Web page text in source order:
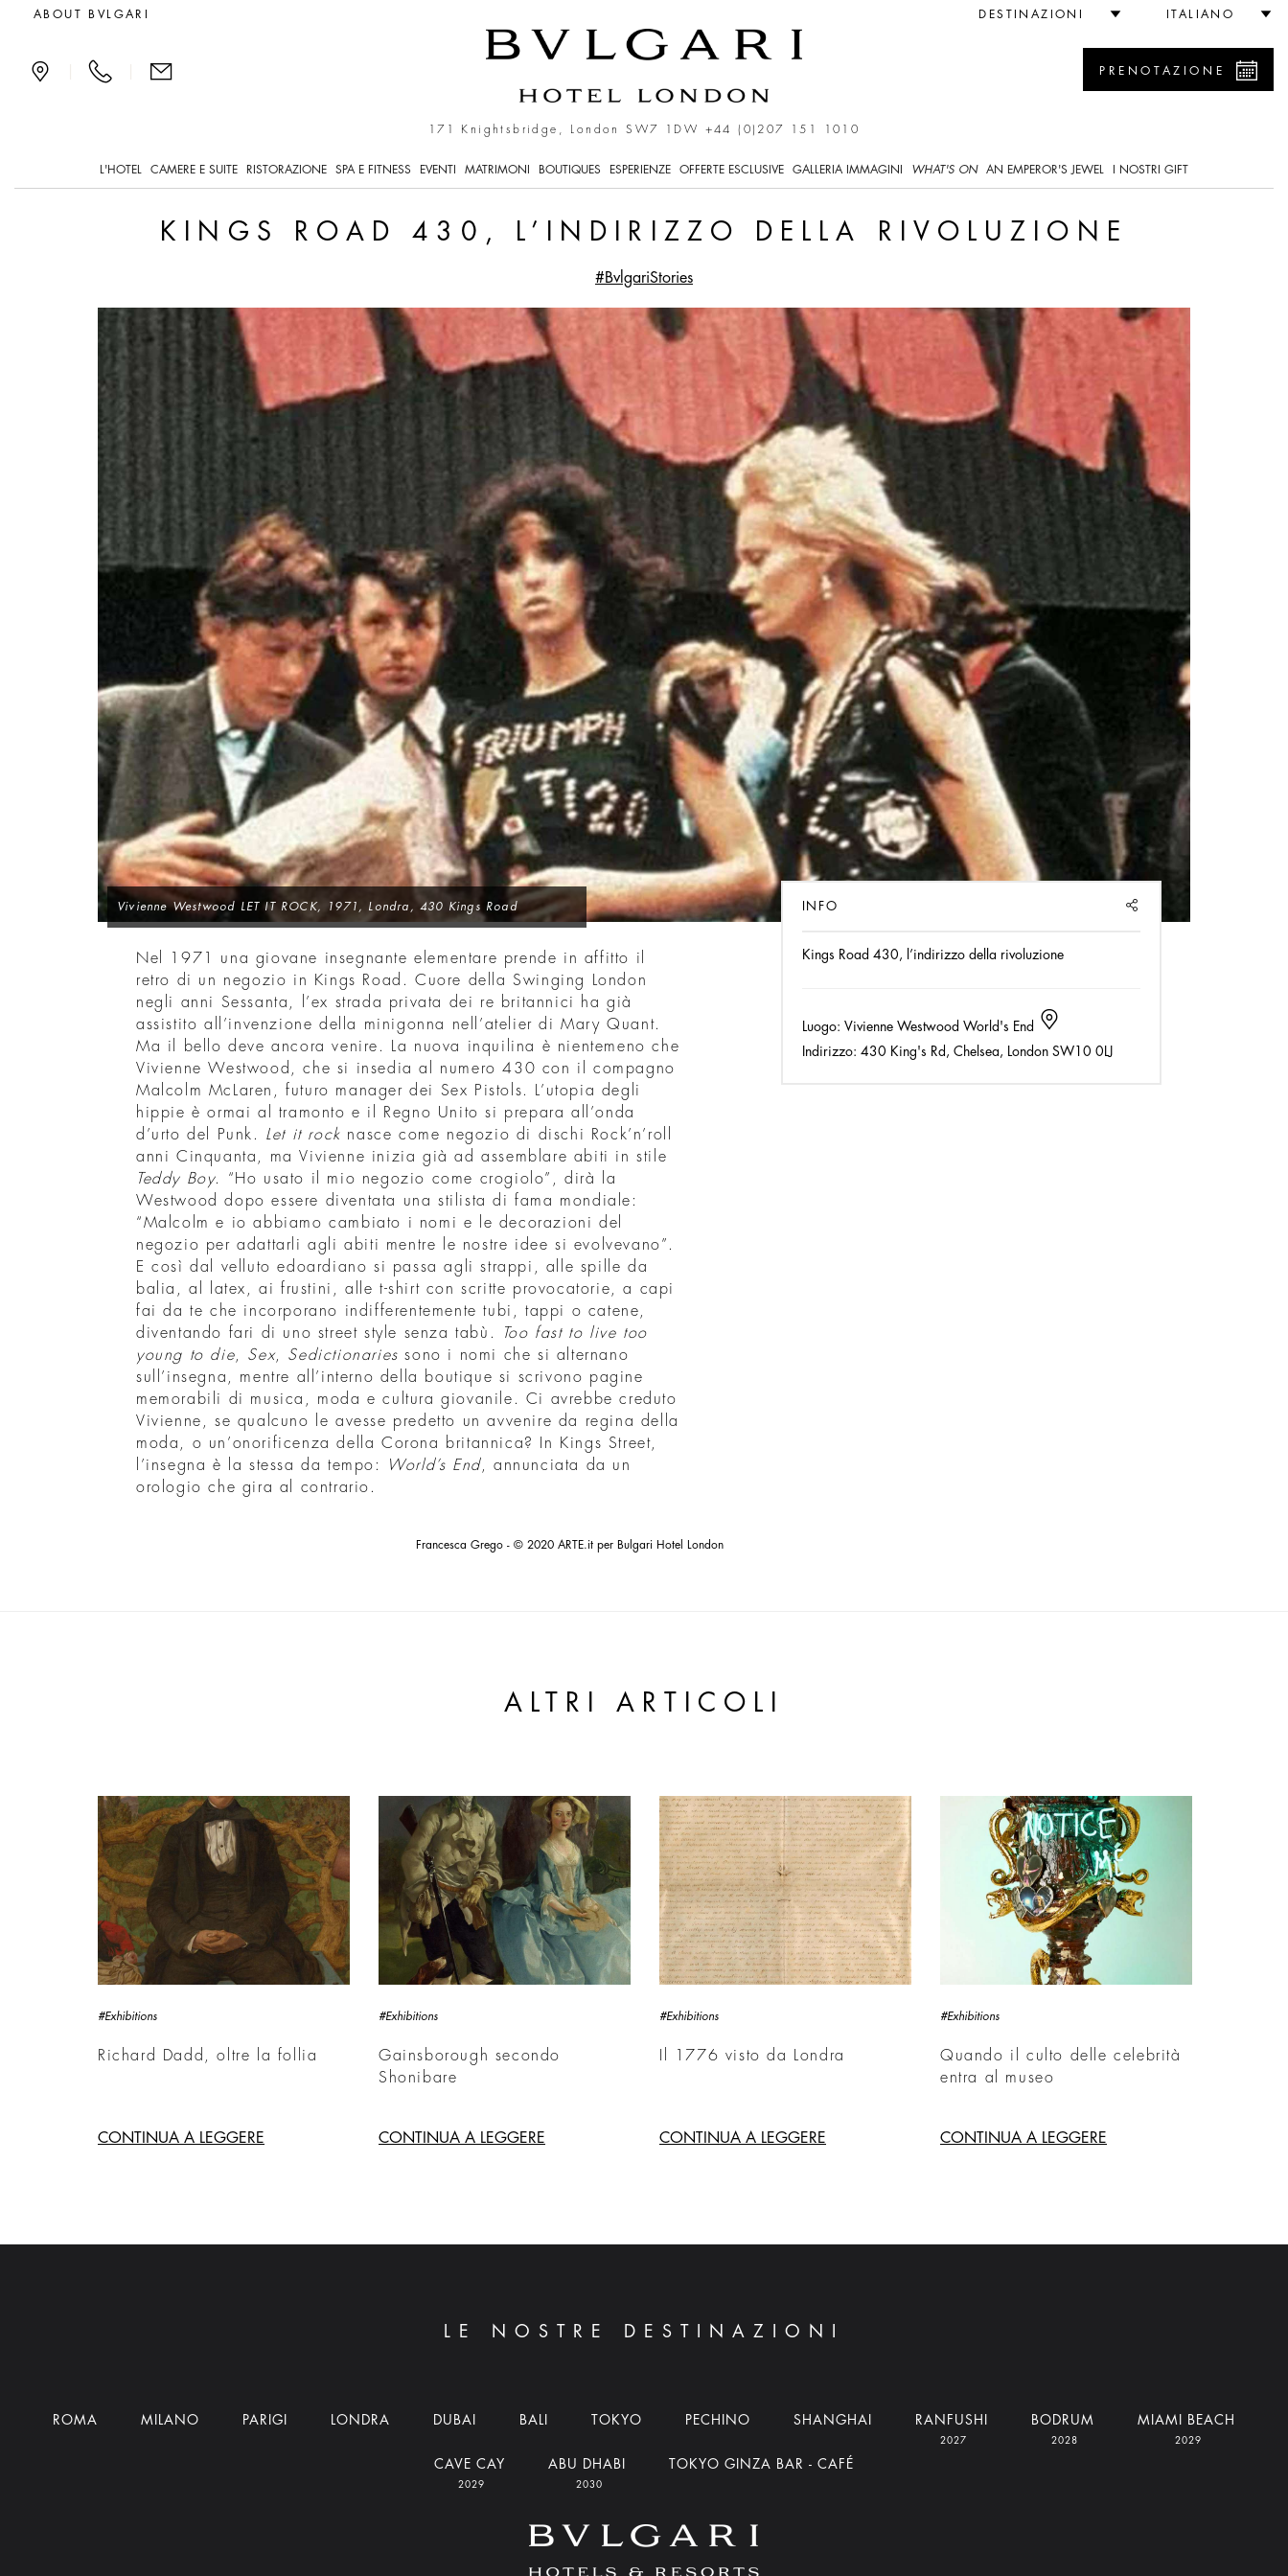
Kings Road 430, l’indirizzo della rivoluzione
ABOUT BVLGARI DESTINAZIONI ITALIANO
171 Knightsbridge, London SW7 1DW +44 (0)207 151 1010
PRENOTAZIONE
L'HOTEL CAMERE E SUITE RISTORAZIONE SPA E FITNESS EVENTI MATRIMONI BOUTIQUES ESPERIENZE OFFERTE ESCLUSIVE GALLERIA IMMAGINI WHAT'S ON AN EMPEROR'S JEWEL I NOSTRI GIFT
KINGS ROAD 430, L’INDIRIZZO DELLA RIVOLUZIONE
#BvlgariStories
Vivienne Westwood LET IT ROCK , 1971, Londra, 430 Kings Road INFO
Kings Road 430, l’indirizzo della rivoluzione
Luogo: Vivienne Westwood World's End
Indirizzo: 430 King's Rd, Chelsea, London SW10 0LJ
Nel 1971 una giovane insegnante elementare prende in affitto il
retro di un negozio in Kings Road. Cuore della Swinging London
negli anni Sessanta, l’ex strada privata dei re britannici ha già
assistito all’invenzione della minigonna nell’atelier di Mary Quant.
Ma il bello deve ancora venire. La nuova inquilina è nientemeno che
Vivienne Westwood, che si insedia al numero 430 con il compagno
Malcolm McLaren, futuro manager dei Sex Pistols. L’utopia degli
hippie è ormai al tramonto e il Regno Unito si prepara all’onda
d’urto del Punk. Let it rock nasce come negozio di dischi Rock’n’roll
anni Cinquanta, ma Vivienne inizia già ad assemblare abiti in stile
Teddy Boy. “Ho usato il mio negozio come crogiolo”, dirà la
Westwood dopo essere diventata una stilista di fama mondiale:
“Malcolm e io abbiamo cambiato i nomi e le decorazioni del
negozio per adattarli agli abiti mentre le nostre idee si evolvevano”.
E così dal velluto edoardiano si passa agli strappi, alle spille da
balia, al latex, ai frustini, alle t-shirt con scritte provocatorie, a capi
fai da te che incorporano indifferentemente tubi, tappi o catene,
diventando fari di uno street style senza tabù.
Too fast to live too
young to die, Sex, Sedictionaries sono i nomi che si alternano
sull’insegna, mentre all’interno della boutique si scrivono pagine
memorabili di musica, moda e cultura giovanile. Ci avrebbe creduto
Vivienne, se qualcuno le avesse predetto un avvenire da regina della
moda, o un’onorificenza della Corona britannica? In Kings Street,
l’insegna è la stessa da tempo:
World’s End, annunciata da un
orologio che gira al contrario.
Francesca Grego - © 2020 ARTE.it per Bulgari Hotel London
ALTRI ARTICOLI
#Exhibitions
Richard Dadd, oltre la follia
CONTINUA A LEGGERE
#Exhibitions
Gainsborough secondo
Shonibare
CONTINUA A LEGGERE
#Exhibitions
Il 1776 visto da Londra
CONTINUA A LEGGERE
#Exhibitions
Quando il culto delle celebrità
entra al museo
CONTINUA A LEGGERE
LE NOSTRE DESTINAZIONI
ROMA MILANO PARIGI LONDRA DUBAI BALI TOKYO PECHINO SHANGHAI RANFUSHI
2027
BODRUM
2028
MIAMI BEACH
2029
CAVE CAY
2029
ABU DHABI
2030
TOKYO GINZA BAR - CAFÉ